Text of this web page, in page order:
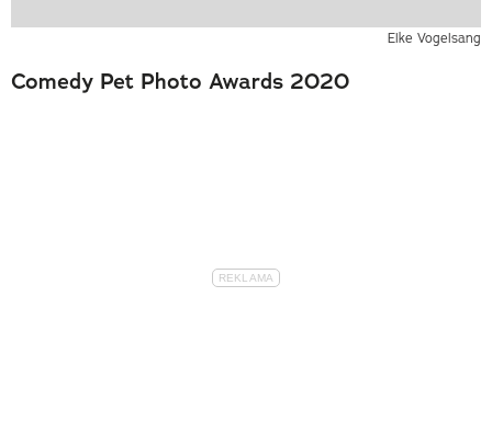
Elke Vogelsang
Comedy Pet Photo Awards 2020